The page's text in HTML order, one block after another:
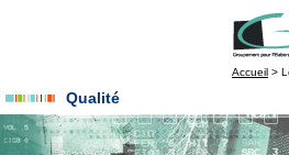
Accueil >
Qualité